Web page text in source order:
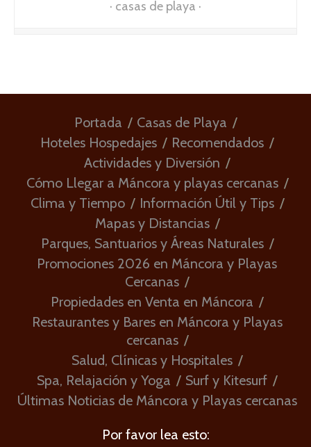
casas de playa
Portada
Casas de Playa
Hoteles Hospedajes
Recomendados
Actividades y Diversión
Cómo Llegar a Máncora y playas cercanas
Clima y Tiempo
Información Útil y Tips
Mapas y Distancias
Parques, Santuarios y Áreas Naturales
Promociones 2026 en Máncora y Playas
Cercanas
Propiedades en Venta en Máncora
Restaurantes y Bares en Máncora y Playas
cercanas
Salud, Clínicas y Hospitales
Spa, Relajación y Yoga
Surf y Kitesurf
Últimas Noticias de Máncora y Playas cercanas
Por favor lea esto: